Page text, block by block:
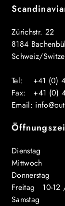
Zürichstr. 22
8184
Schweiz/
Tel: +41 (0)
Fax: +41 (0)
Email:
Dienstag
Mittwoch
Freitag 10-12